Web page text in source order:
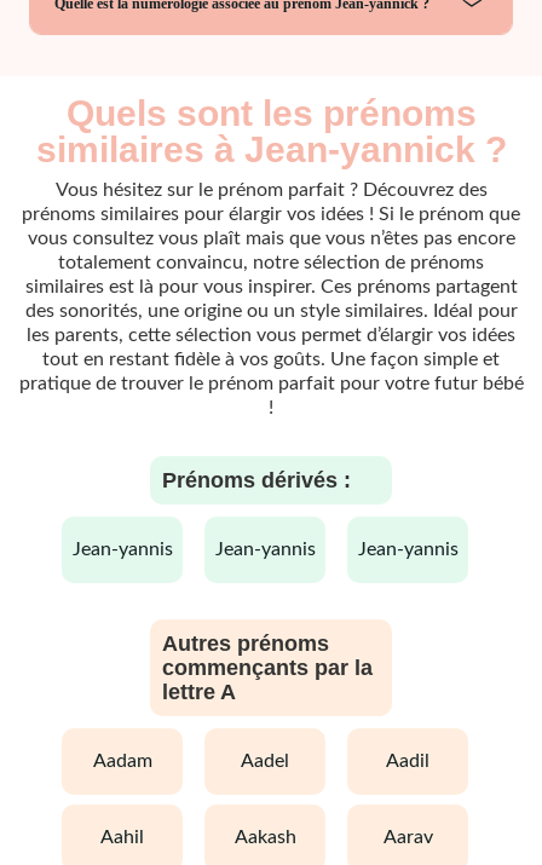
Quels sont les prénoms
similaires à Jean-yannick ?
Vous hésitez sur le prénom parfait ? Découvrez des
prénoms similaires pour élargir vos idées ! Si le prénom que
vous consultez vous plaît mais que vous n’êtes pas encore
totalement convaincu, notre sélection de prénoms
similaires est là pour vous inspirer. Ces prénoms partagent
des sonorités, une origine ou un style similaires. Idéal pour
les parents, cette sélection vous permet d’élargir vos idées
tout en restant fidèle à vos goûts. Une façon simple et
pratique de trouver le prénom parfait pour votre futur bébé
!
Prénoms dérivés :
jean-yannis jean-yannis jean-yannis
Autres prénoms
commençants par la
lettre A
aadam aadel aadil
aahil aakash aarav